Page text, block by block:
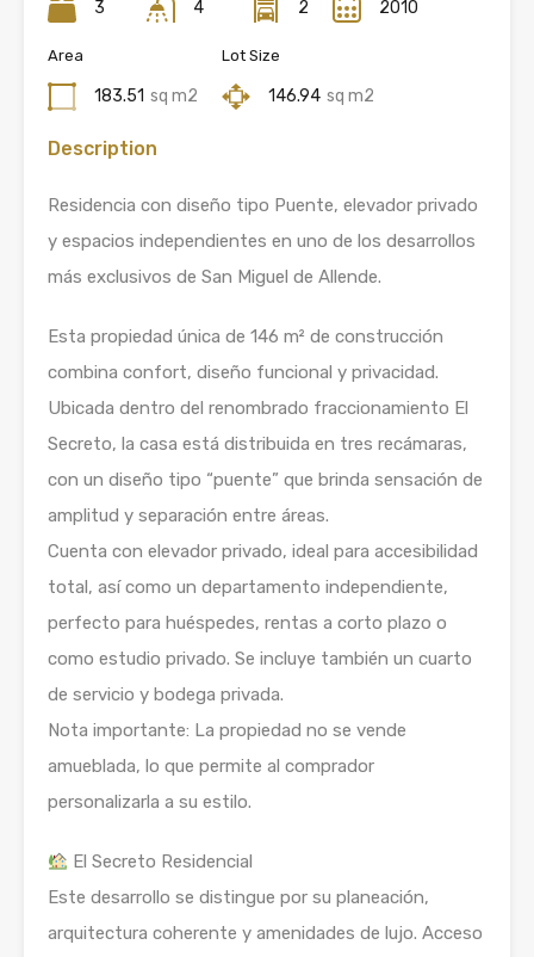
3 4 2 2010
Area
183.51 sq m2
Lot Size
146.94 sq m2
Description
Residencia con diseño tipo Puente, elevador privado
y espacios independientes en uno de los desarrollos
más exclusivos de San Miguel de Allende.
Esta propiedad única de 146 m² de construcción
combina confort, diseño funcional y privacidad.
Ubicada dentro del renombrado fraccionamiento El
Secreto, la casa está distribuida en tres recámaras,
con un diseño tipo “puente” que brinda sensación de
amplitud y separación entre áreas.
Cuenta con elevador privado, ideal para accesibilidad
total, así como un departamento independiente,
perfecto para huéspedes, rentas a corto plazo o
como estudio privado. Se incluye también un cuarto
de servicio y bodega privada.
Nota importante: La propiedad no se vende
amueblada, lo que permite al comprador
personalizarla a su estilo.
El Secreto Residencial
Este desarrollo se distingue por su planeación,
arquitectura coherente y amenidades de lujo. Acceso